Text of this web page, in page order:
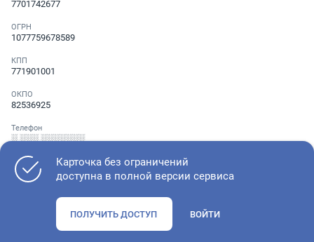
7701742677
ОГРН
1077759678589
КПП
771901001
ОКПО
82536925
Телефон
░ ░░░ ░░░░░░░
Проверьте учредительные документы, адрес регистрации и
Карточка без ограничений
доступна в полной версии сервиса
ПОЛУЧИТЬ ДОСТУП ВОЙТИ